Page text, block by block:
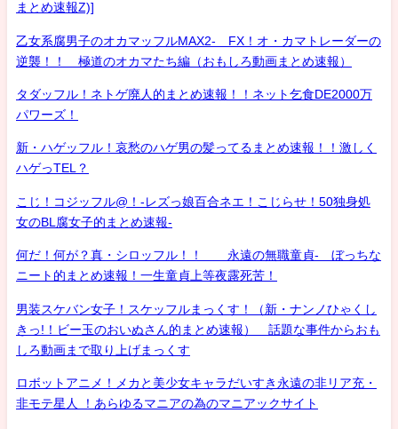
まとめ速報Z)]
乙女系腐男子のオカマッフルMAX2- FX！オ・カマトレーダーの
逆襲！！ 極道のオカマたち編（おもしろ動画まとめ速報）
タダッフル！ネトゲ廃人的まとめ速報！！ネット乞食DE2000万
パワーズ！
新・ハゲッフル！哀愁のハゲ男の髪ってるまとめ速報！！激しく
ハゲっTEL？
こじ！コジッフル@！-レズっ娘百合ネエ！こじらせ！50独身処
女のBL腐女子的まとめ速報-
何だ！何が？真・シロッフル！！ 永遠の無職童貞- ぼっちな
ニート的まとめ速報！一生童貞上等夜露死苦！
男装スケバン女子！スケッフルまっくす！（新・ナンノひゃくし
きっ!！ビー玉のおいぬさん的まとめ速報） 話題な事件からおも
しろ動画まで取り上げまっくす
ロボットアニメ！メカと美少女キャラだいすき永遠の非リア充・
非モテ星人 ！あらゆるマニアの為のマニアックサイト